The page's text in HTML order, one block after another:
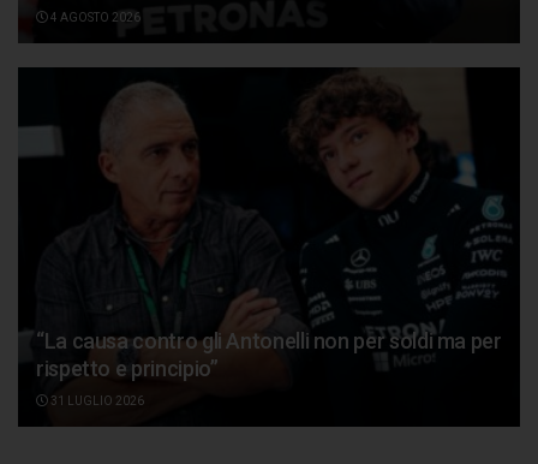
4 AGOSTO 2026
“La causa contro gli Antonelli non per soldi ma per
rispetto e principio”
31 LUGLIO 2026